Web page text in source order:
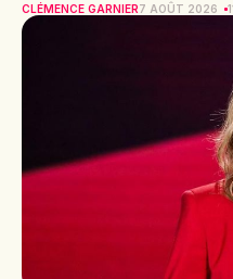
CLÉMENCE GARNIER7 AOÛT 2026